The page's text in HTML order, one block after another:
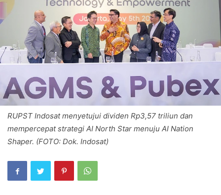
RUPST Indosat menyetujui dividen Rp3,57 triliun dan
mempercepat strategi AI North Star menuju AI Nation
Shaper. (FOTO: Dok. Indosat)